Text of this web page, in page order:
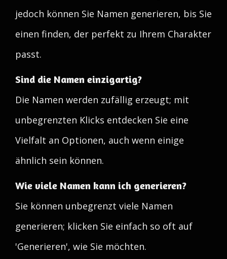
jedoch können Sie Namen generieren, bis Sie
einen finden, der perfekt zu Ihrem Charakter
passt.
Sind die Namen einzigartig?
Die Namen werden zufällig erzeugt; mit
unbegrenzten Klicks entdecken Sie eine
Vielfalt an Optionen, auch wenn einige
ähnlich sein können.
Wie viele Namen kann ich generieren?
Sie können unbegrenzt viele Namen
generieren; klicken Sie einfach so oft auf
'Generieren', wie Sie möchten.